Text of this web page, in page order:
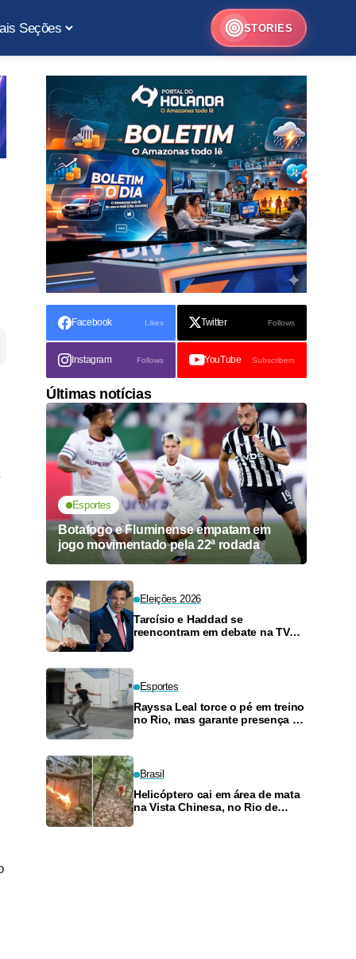
Seções STORIES
Facebook Likes Twitter Follows
Instagram Follows YouTube Subscribers
Últimas notícias
Esportes
Botafogo e Fluminense empatam em
jogo movimentado pela 22ª rodada
Eleições 2026
Tarcísio e Haddad se
reencontram em debate na TV
Esportes
Rayssa Leal torce o pé em treino
no Rio, mas garante presença no
Brasil
Helicóptero cai em área de mata
na Vista Chinesa, no Rio de